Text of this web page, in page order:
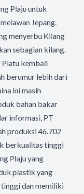
Plaju untuk
Jepang.
menyerbu Kilang
sebagian kilang.
Platu kembali
berumur lebih dari
ini masih
bahan bakar
informasi, PT
produksi 46.702
berkualitas tinggi
Plaju yang
plastik yang
dan memiliki